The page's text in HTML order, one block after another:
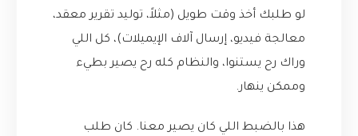
لو طلبك أخذ وقت طويل (مثلاً، توليد تقرير معقد،
معالجة فيديو، إرسال آلاف الإيميلات)، كل اللي
وراك رح يستنوا، والنظام كله رح يصير بطيء
وممكن ينهار.
هذا بالضبط اللي كان يصير معنا. كان طلب